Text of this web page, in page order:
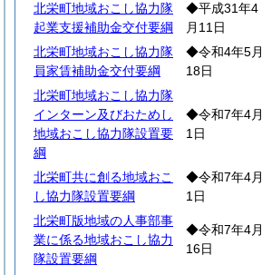
北栄町地域おこし協力隊
起業支援補助金交付要綱
◆平成31年4
月11日
北栄町地域おこし協力隊
員家賃補助金交付要綱
◆令和4年5月
18日
北栄町地域おこし協力隊
インターン及びおためし
地域おこし協力隊設置要
綱
◆令和7年4月
1日
北栄町共に創る地域おこ
し協力隊設置要綱
◆令和7年4月
1日
北栄町版地域の人事部事
業に係る地域おこし協力
隊設置要綱
◆令和7年4月
16日